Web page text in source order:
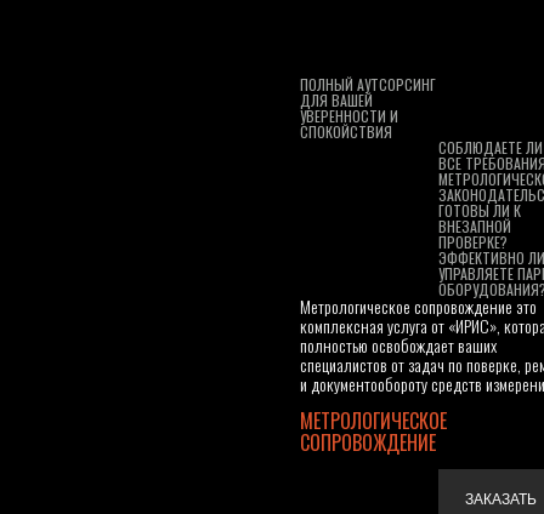
ПОЛНЫЙ АУТСОРСИНГ
ДЛЯ ВАШЕЙ
УВЕРЕННОСТИ И
СПОКОЙСТВИЯ
СОБЛЮДАЕТЕ
ВСЕ
ГОТОВЫ ЛИ К
ВНЕЗАПНОЙ
ПРОВЕРКЕ?
ЭФФЕКТИВНО
УПРАВЛЯЕТЕ
МЕТРОЛОГИЧЕСКОЕ
СОПРОВОЖДЕНИЕ
ЗАКАЗАТЬ
Метрологическое сопровождение это
комплексная услуга от «ИРИС»,
полностью освобождает ваших
специалистов от задач по поверке,
и документообороту средств